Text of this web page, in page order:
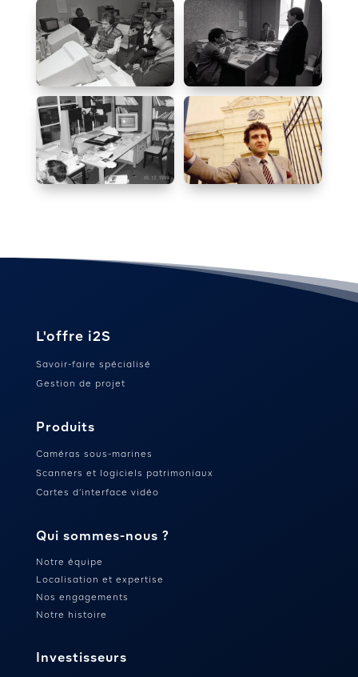
L'offre i2S
Savoir-faire spécialisé
Gestion de projet
Produits
Caméras sous-marines
Scanners et logiciels patrimoniaux
Cartes d’interface vidéo
Qui sommes-nous ?
Notre équipe
Localisation et expertise
Nos engagements
Notre histoire
Investisseurs